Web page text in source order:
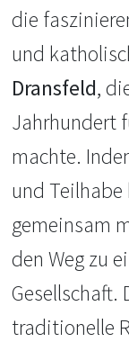
die
und
Dransfeld,
Jahrhundert
machte.
und
gemeinsam
den Weg zu
Gesellschaft.
traditionelle